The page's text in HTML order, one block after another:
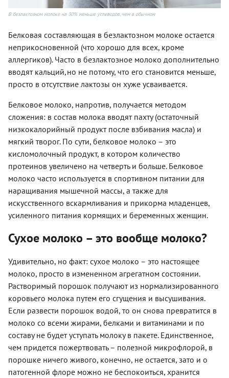
В безлактозном молоке на 30% меньше углеводов, чем в обычном
Белковая составляющая в безлактозном молоке остается
неприкосновенной (что хорошо для всех, кроме
аллергиков). Часто в безлактозное молоко дополнительно
вводят кальций,но не потому, что его становится меньше,
просто в отсутствие лактозы он хуже усваивается.
Белковое молоко, напротив, получается методом
сложения: в состав молока вводят пахту (остаточный
низкокалорийный продукт после взбивания масла) и
мягкий творог. По сути, белковое молоко – это
кисломолочный продукт, в котором количество
протеинов увеличено на четверть и больше. Белковое
молоко часто используется в спортивном питании для
наращивания мышечной массы, а также для
искусственного вскармливания и прикорма младенцев,
усиленного питания кормящих и беременных женщин.
Сухое молоко – это вообще молоко?
Удивительно, но факт: сухое молоко – это настоящее
молоко, просто в измененном агрегатном состоянии.
Растворимый порошок получают из нормализированного
коровьего молока путем его сгущения и высушивания.
Если развести порошок водой, то он снова превратится в
молоко со всеми жирами, белками и витаминами и по
составу не будет уступать молоку в пакете. Единственное,
чем придется пожертвовать – полезной микрофлорой, в
порошке ничего живого, конечно, не остается, зато и о
патогенной флоре можно не беспокоиться, хранится